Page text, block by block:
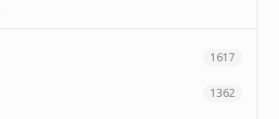
1617
1362